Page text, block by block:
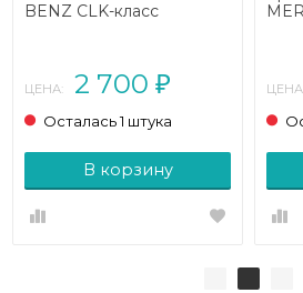
BENZ CLK-класс
ЦЕНА: 2 700 ₽
Осталась 1 штука
В корзину